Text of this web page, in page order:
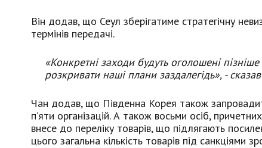
Він додав, що Сеул зберігатиме стратегічну
термінів передачі.
«Конкретні заходи будуть оголошені
розкривати наші плани заздалегідь», -
Чан додав, що Південна Корея також
п’яти організацій. А також восьми осіб,
внесе до переліку товарів, що підлягають
цього загальна кількість товарів під санкціями